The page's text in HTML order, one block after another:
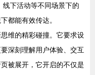
下活动等不同场景下的
都能有效传达。
维的精彩碰撞。它要求设
深刻理解用户体验、交互
被展开，它开启的不仅是